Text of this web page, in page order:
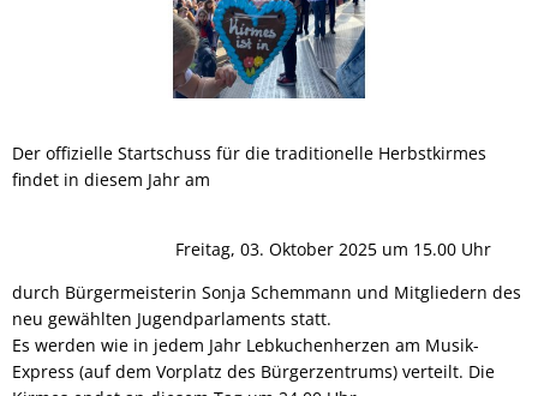
Der offizielle Startschuss für die traditionelle Herbstkirmes
findet in diesem Jahr am
Freitag, 03. Oktober 2025 um 15.00 Uhr
durch Bürgermeisterin Sonja Schemmann und Mitgliedern des
neu gewählten Jugendparlaments statt.
Es werden wie in jedem Jahr Lebkuchenherzen am Musik-
Express (auf dem Vorplatz des Bürgerzentrums) verteilt. Die